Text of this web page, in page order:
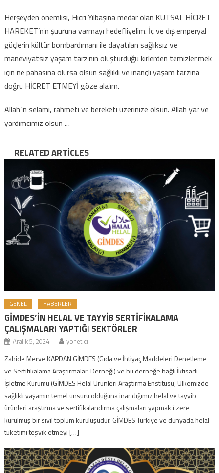
Herşeyden önemlisi, Hicri Yılbaşına medar olan KUTSAL HİCRET
HAREKET’nin şuuruna varmayı hedefliyelim. İç ve dış emperyal
güçlerin kültür bombardımanı ile dayatılan sağlıksız ve
maneviyatsız yaşam tarzının oluşturduğu kirlerden temizlenmek
için ne pahasına olursa olsun sağlıklı ve inançlı yaşam tarzına
doğru HİCRET ETMEYİ göze alalım.
Allah’ın selamı, rahmeti ve bereketi üzerinize olsun. Allah yar ve
yardımcımız olsun …
RELATED ARTICLES
GENEL HABERLER
GİMDES’İN HELAL VE TAYYİB SERTİFİKALAMA
ÇALIŞMALARI YAPTIĞI SEKTÖRLER
Aralık 5, 2024 yonetici
Zahide Merve KAPDAN GİMDES (Gıda ve İhtiyaç Maddeleri Denetleme
ve Sertifikalama Araştırmaları Derneği) ve bu derneğe bağlı İktisadi
İşletme Kurumu (GİMDES Helal Ürünleri Araştırma Enstitüsü) Ülkemizde
sağlıklı yaşamın temel unsuru olduğuna inandığımız helal ve tayyib
ürünleri araştırma ve sertifikalandırma çalışmaları yapmak üzere
kurulmuş bir sivil toplum kuruluşudur. GİMDES Türkiye ve dünyada helal
tüketimi teşvik etmeyi […]